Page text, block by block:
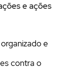
e ações
e
contra o